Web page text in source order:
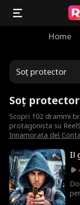
Home
Soț protector
Soț
Scopri 102 drammi
protagonista su
Innamorata del
Il